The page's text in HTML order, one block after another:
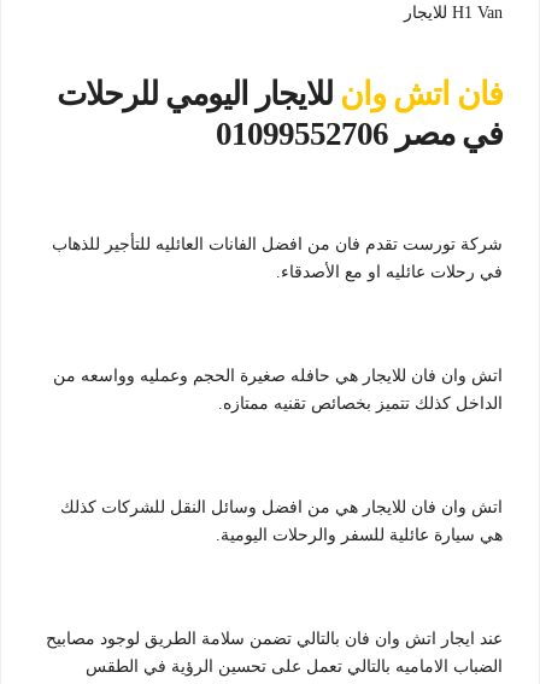
H1 Van للايجار
فان اتش وان للايجار اليومي للرحلات
في مصر 01099552706
شركة تورست تقدم فان من افضل الفانات العائليه للتأجير للذهاب
في رحلات عائليه او مع الأصدقاء.
اتش وان فان للايجار هي حافله صغيرة الحجم وعمليه وواسعه من
الداخل كذلك تتميز بخصائص تقنيه ممتازه.
اتش وان فان للايجار هي من افضل وسائل النقل للشركات كذلك
هي سيارة عائلية للسفر والرحلات اليومية.
عند ايجار اتش وان فان بالتالي تضمن سلامة الطريق لوجود مصابيح
الضباب الاماميه بالتالي تعمل على تحسين الرؤية في الطقس